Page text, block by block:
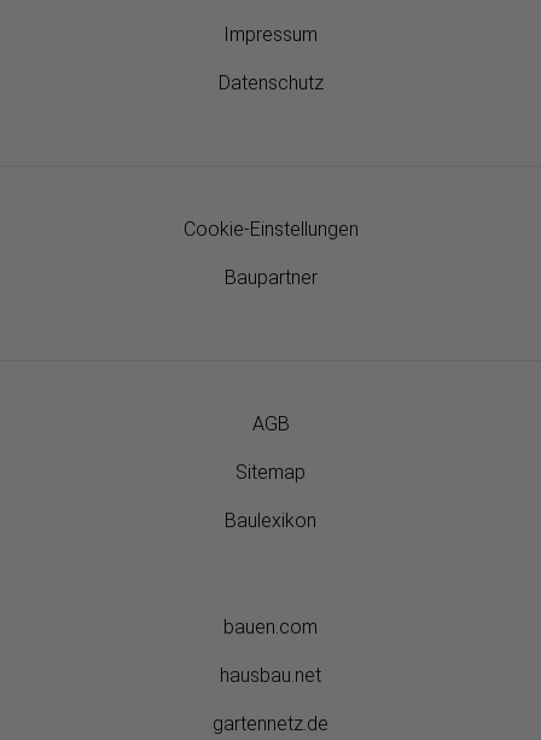
Impressum
Datenschutz
Cookie-Einstellungen
Baupartner
AGB
Sitemap
Baulexikon
bauen.com
hausbau.net
gartennetz.de